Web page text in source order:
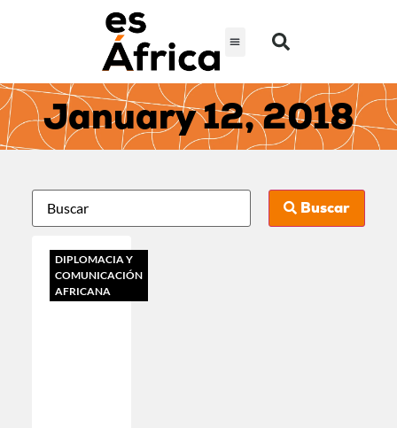
January 12, 2018
Buscar
DIPLOMACIA Y
COMUNICACIÓN
AFRICANA